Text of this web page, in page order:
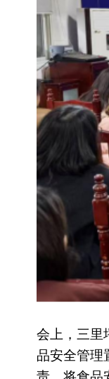
会上，三里
品安全管理